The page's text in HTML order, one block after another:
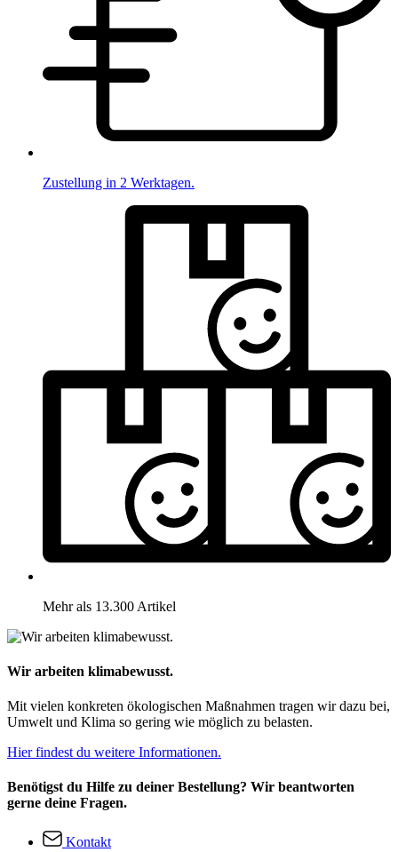
Zustellung in 2 Werktagen.
Mehr als 13.300 Artikel
Wir arbeiten klimabewusst.
Mit vielen konkreten ökologischen Maßnahmen tragen wir dazu bei,
Umwelt und Klima so gering wie möglich zu belasten.
Hier findest du weitere Informationen.
Benötigst du Hilfe zu deiner Bestellung? Wir beantworten
gerne deine Fragen.
Kontakt